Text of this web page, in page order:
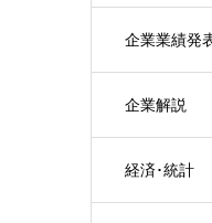
企業業績発
企業解説
経済･統計